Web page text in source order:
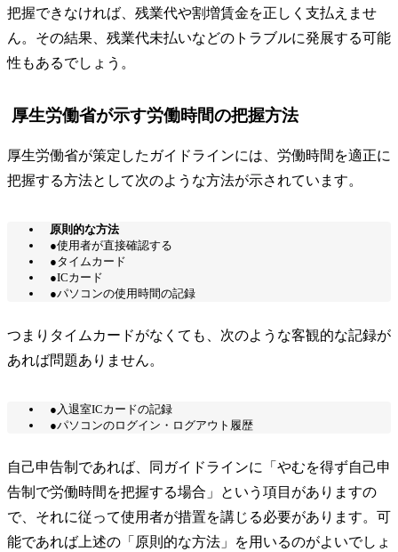
把握できなければ、残業代や割増賃金を正しく支払えませ
ん。その結果、残業代未払いなどのトラブルに発展する可能
性もあるでしょう。
厚生労働省が示す労働時間の把握方法
厚生労働省が策定したガイドラインには、労働時間を適正に
把握する方法として次のような方法が示されています。
原則的な方法
●使用者が直接確認する
●タイムカード
●ICカード
●パソコンの使用時間の記録
つまりタイムカードがなくても、次のような客観的な記録が
あれば問題ありません。
●入退室ICカードの記録
●パソコンのログイン・ログアウト履歴
自己申告制であれば、同ガイドラインに「やむを得ず自己申
告制で労働時間を把握する場合」という項目がありますの
で、それに従って使用者が措置を講じる必要があります。可
能であれば上述の「原則的な方法」を用いるのがよいでしょ